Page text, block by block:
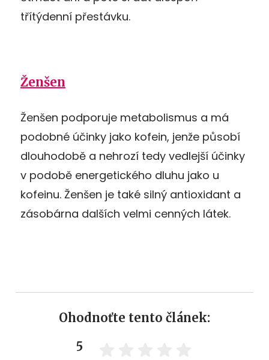
třítýdenní přestávku.
Ženšen
Ženšen podporuje metabolismus a má
podobné účinky jako kofein, jenže působí
dlouhodobě a nehrozí tedy vedlejší účinky
v podobě energetického dluhu jako u
kofeinu. Ženšen je také silný antioxidant a
zásobárna dalších velmi cenných látek.
Ohodnoťte tento článek:
5